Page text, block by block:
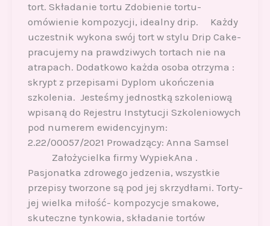
tort. Składanie tortu Zdobienie tortu-
omówienie kompozycji, idealny drip. Każdy
uczestnik wykona swój tort w stylu Drip Cake-
pracujemy na prawdziwych tortach nie na
atrapach. Dodatkowo każda osoba otrzyma :
skrypt z przepisami Dyplom ukończenia
szkolenia. Jesteśmy jednostką szkoleniową
wpisaną do Rejestru Instytucji Szkoleniowych
pod numerem ewidencyjnym:
2.22/00057/2021 Prowadzący: Anna Samsel
Założycielka firmy WypiekAna .
Pasjonatka zdrowego jedzenia, wszystkie
przepisy tworzone są pod jej skrzydłami. Torty-
jej wielka miłość- kompozycje smakowe,
skuteczne tynkowia, składanie tortów